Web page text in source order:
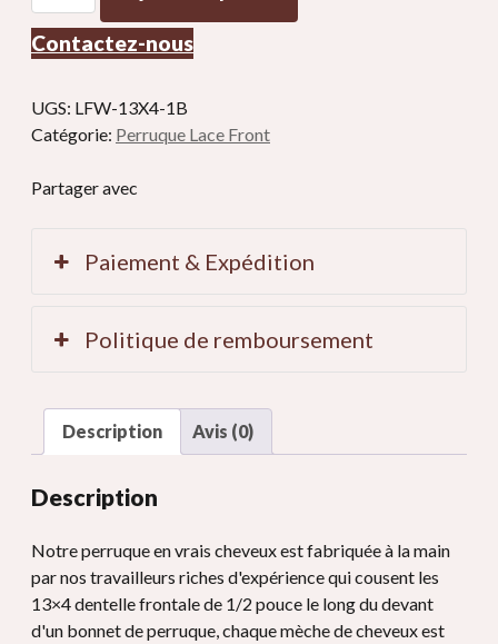
de
cheveux
véritables,
perruques
en
Contactez-nous
UGS: LFW-13X4-1B
Catégorie: Perruque Lace Front
Partager avec
Paiement & Expédition
Politique de remboursement
Description Avis (0)
Description
Notre perruque en vrais cheveux est fabriquée à la main
par nos travailleurs riches d'expérience qui cousent les
13×4 dentelle frontale de 1/2 pouce le long du devant
d'un bonnet de perruque, chaque mèche de cheveux est